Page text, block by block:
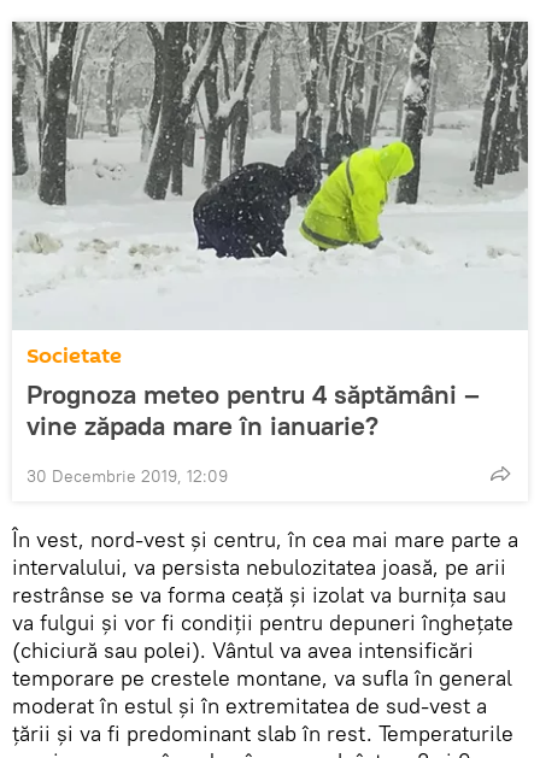
Societate
Prognoza meteo pentru 4 săptămâni –
vine zăpada mare în ianuarie?
30 Decembrie 2019, 12:09
În vest, nord-vest și centru, în cea mai mare parte a
intervalului, va persista nebulozitatea joasă, pe arii
restrânse se va forma ceață și izolat va burnița sau
va fulgui și vor fi condiții pentru depuneri înghețate
(chiciură sau polei). Vântul va avea intensificări
temporare pe crestele montane, va sufla în general
moderat în estul și în extremitatea de sud-vest a
țării și va fi predominant slab în rest. Temperaturile